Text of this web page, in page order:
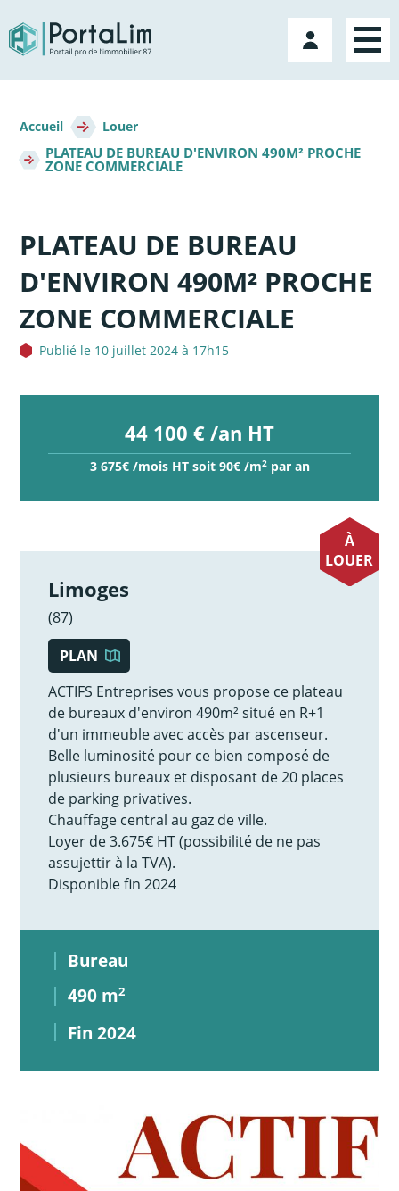
directement
au
contenu
Mon
compte
d'Ariane
Accueil Louer
PLATEAU DE BUREAU D'ENVIRON 490M² PROCHE
ZONE COMMERCIALE
PLATEAU DE BUREAU
D'ENVIRON 490M² PROCHE
ZONE COMMERCIALE
Publié le 10 juillet 2024 à 17h15
44 100 € /an HT
3 675€ /mois HT soit 90€ /m2par an
À
LOUER
Limoges
(87)
PLAN
ACTIFS Entreprises vous propose ce plateau
de bureaux d'environ 490m² situé en R+1
d'un immeuble avec accès par ascenseur.
Belle luminosité pour ce bien composé de
plusieurs bureaux et disposant de 20 places
de parking privatives.
Chauffage central au gaz de ville.
Loyer de 3.675€ HT (possibilité de ne pas
assujettir à la TVA).
Disponible fin 2024
Bureau
490 m2
Fin 2024